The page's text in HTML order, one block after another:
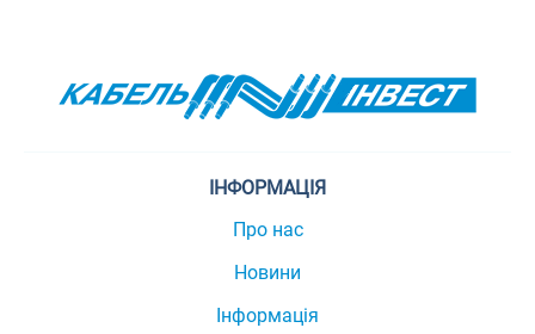
ІНФОРМАЦІЯ
Про нас
Новини
Інформація